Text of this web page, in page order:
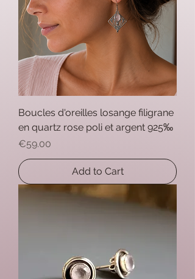
Boucles d'oreilles losange filigrane
en quartz rose poli et argent 925‰
Price
€59.00
Add to Cart